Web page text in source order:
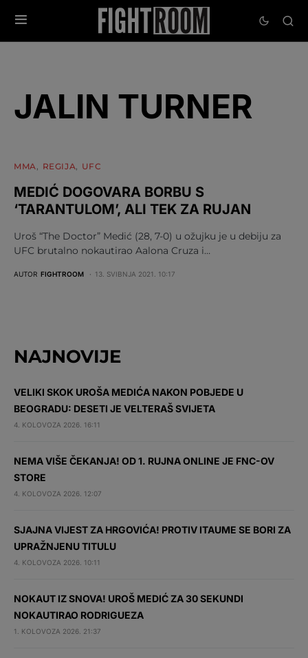
JALIN TURNER
MMA REGIJA UFC
MEDIĆ DOGOVARA BORBU S
‘TARANTULOM’, ALI TEK ZA RUJAN
Uroš “The Doctor” Medić (28, 7-0) u ožujku je u debiju za
UFC brutalno nokautirao Aalona Cruza i…
AUTOR FIGHTROOM 13. SVIBNJA 2021. 10:17
NAJNOVIJE
VELIKI SKOK UROŠA MEDIĆA NAKON POBJEDE U
BEOGRADU: DESETI JE VELTERAŠ SVIJETA
4. KOLOVOZA 2026. 16:11
NEMA VIŠE ČEKANJA! OD 1. RUJNA ONLINE JE FNC-OV
STORE
4. KOLOVOZA 2026. 12:07
SJAJNA VIJEST ZA HRGOVIĆA! PROTIV ITAUME SE BORI ZA
UPRAŽNJENU TITULU
4. KOLOVOZA 2026. 10:11
NOKAUT IZ SNOVA! UROŠ MEDIĆ ZA 30 SEKUNDI
NOKAUTIRAO RODRIGUEZA
1. KOLOVOZA 2026. 21:37